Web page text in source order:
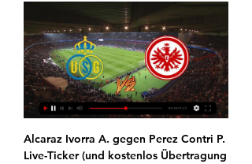
Alcaraz Ivorra A. gegen Perez Contri P.
Live-Ticker (und kostenlos Übertragung